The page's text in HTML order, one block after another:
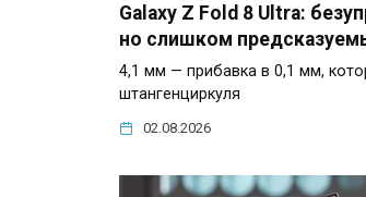
Galaxy Z Fold 8 Ultra:
но слишком
4,1 мм — прибавка в 0,1 мм,
штангенциркуля
02.08.2026